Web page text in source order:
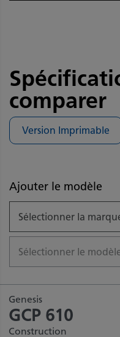
comparer
Version Imprimable
Ajouter le modèle
Sélectionner la
Sélectionner le
Genesis
GCP 610
Construction